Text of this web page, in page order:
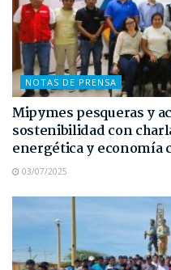
NOTAS DE PRENSA
Mipymes pesqueras y
sostenibilidad con
energética y economía
03/07/2025